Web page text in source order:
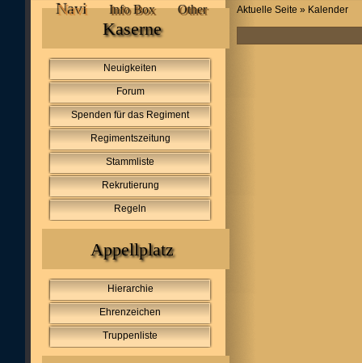
Navi
Info Box Other
Kaserne
Neuigkeiten
Forum
Spenden für das Regiment
Regimentszeitung
Stammliste
Rekrutierung
Regeln
Appellplatz
Hierarchie
Ehrenzeichen
Truppenliste
Aktuelle Seite » Kalender